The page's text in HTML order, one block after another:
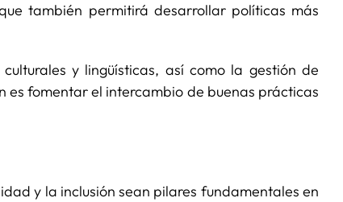
también permitirá desarrollar políticas más
y lingüísticas, así como la gestión de
es fomentar el intercambio de buenas prácticas
y la inclusión sean pilares fundamentales en